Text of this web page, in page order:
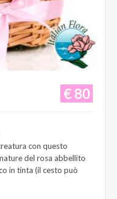
€ 80
con questo
del rosa abbellito
in tinta (il cesto può